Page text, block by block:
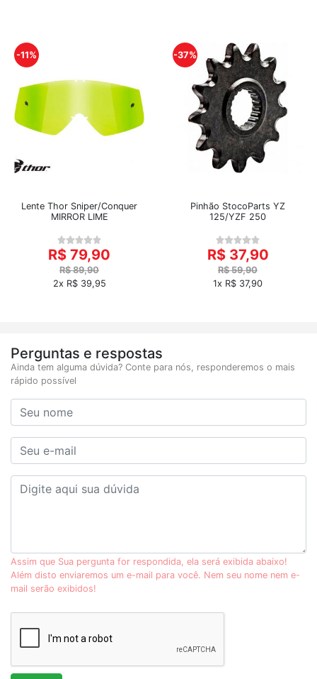
-11%
Lente Thor Sniper/Conquer
MIRROR LIME
R$ 79,90
R$ 89,90
2x R$ 39,95
-37%
Pinhão StocoParts YZ
125/YZF 250
R$ 37,90
R$ 59,90
1x R$ 37,90
Perguntas e respostas
Ainda tem alguma dúvida? Conte para nós, responderemos o mais
rápido possível
Assim que Sua pergunta for respondida, ela será exibida abaixo!
Além disto enviaremos um e-mail para você. Nem seu nome nem e-
mail serão exibidos!